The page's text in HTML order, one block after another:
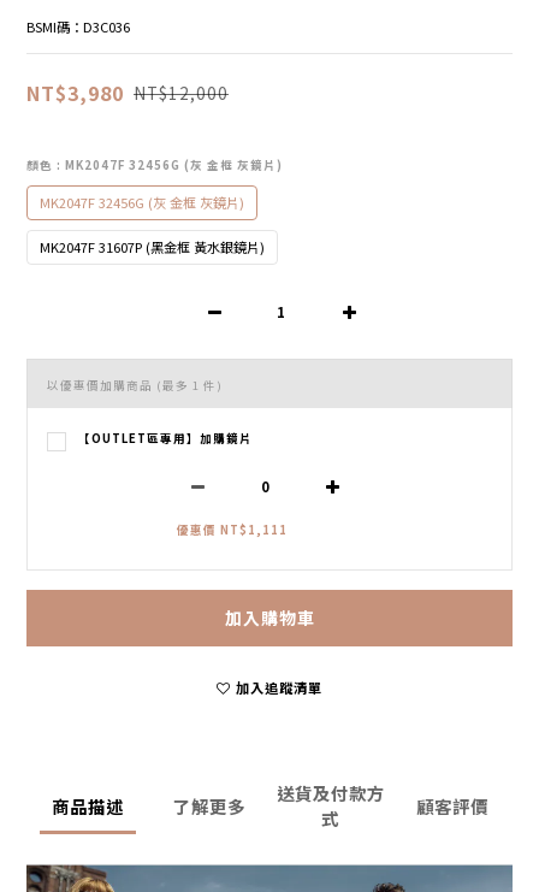
BSMI碼：D3C036
NT$3,980 NT$12,000
顏色 : MK2047F 32456G (灰 金框 灰鏡片)
MK2047F 32456G (灰 金框 灰鏡片)
MK2047F 31607P (黑金框 黃水銀鏡片)
以優惠價加購商品 (最多 1 件)
【OUTLET區專用】加購鏡片
優惠價 NT$1,111
加入購物車
加入追蹤清單
商品描述 了解更多
送貨及付款方
式
顧客評價